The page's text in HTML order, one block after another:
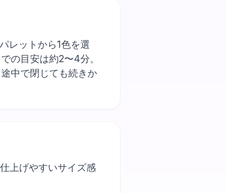
レットから1色を選
の目安は約2〜4分。
中で閉じても続きか
上げやすいサイズ感